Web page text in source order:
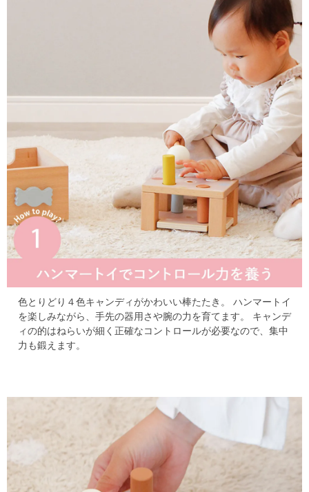
色とりどり４色キャンディがかわいい棒たたき。
ハンマートイ
を楽しみながら、手先の器用さや腕の力を育てます。
キャンデ
ィの的はねらいが細く正確なコントロールが必要なので、集中
力も鍛えます。